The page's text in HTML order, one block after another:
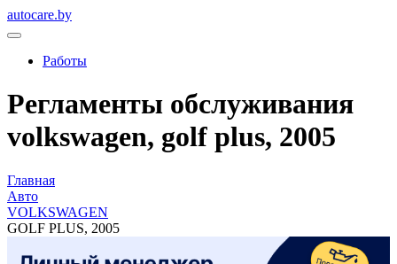
autocare.by
Работы
Регламенты обслуживания
volkswagen, golf plus, 2005
Главная
Авто
VOLKSWAGEN
GOLF PLUS, 2005